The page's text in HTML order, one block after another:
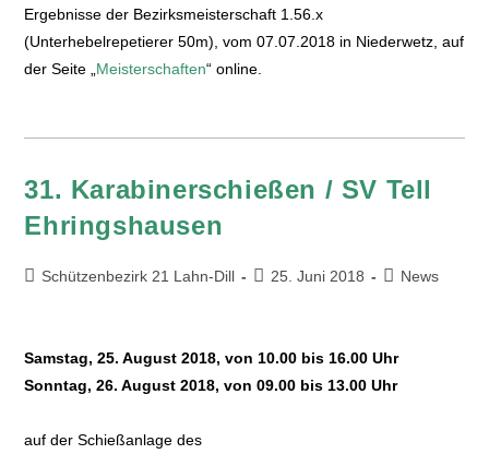
Ergebnisse der Bezirksmeisterschaft 1.56.x
(Unterhebelrepetierer 50m), vom 07.07.2018 in Niederwetz, auf
der Seite „ Meisterschaften“ online.
31. Karabinerschießen / SV Tell
Ehringshausen
Schützenbezirk 21 Lahn-Dill 25. Juni 2018 News
Samstag, 25. August 2018, von 10.00 bis 16.00 Uhr
Sonntag, 26. August 2018, von 09.00 bis 13.00 Uhr
auf der Schießanlage des